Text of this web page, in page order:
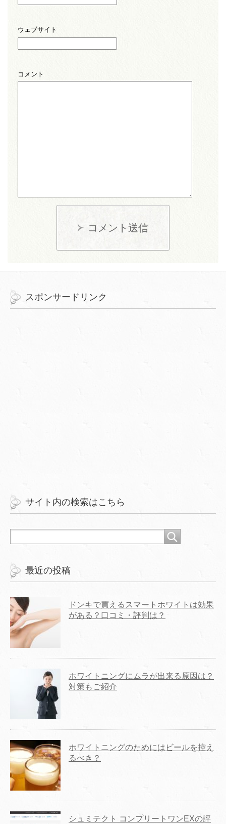
ウェブサイト
コメント
コメント送信
スポンサードリンク
サイト内の検索はこちら
最近の投稿
ドンキで買えるスマートホワイトは効果
がある？口コミ・評判は？
ホワイトニングにムラが出来る原因は？
対策もご紹介
ホワイトニングのためにはビールを控え
るべき？
シュミテクト コンプリートワンEXの評